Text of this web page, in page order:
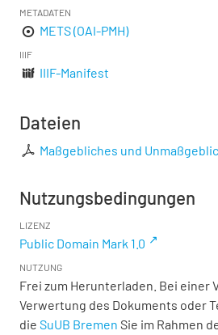
METADATEN
METS (OAI-PMH)
IIIF
IIIF-Manifest
Dateien
Maßgebliches und
Nutzungsbedingungen
LIZENZ
Public Domain Mark 1.0
NUTZUNG
Frei zum Herunterladen. Bei einer
Verwertung des Dokuments oder
die SuUB Bremen Sie im Rahmen